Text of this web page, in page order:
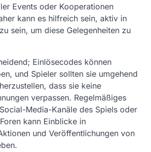
Events oder Kooperationen
kann es hilfreich sein, aktiv in
sein, um diese Gelegenheiten zu
Einlösecodes können
und Spieler sollten sie umgehend
dass sie keine
verpassen. Regelmäßiges
Media-Kanäle des Spiels oder
kann Einblicke in
und Veröffentlichungen von